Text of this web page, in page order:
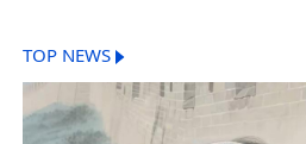
TOP NEWS